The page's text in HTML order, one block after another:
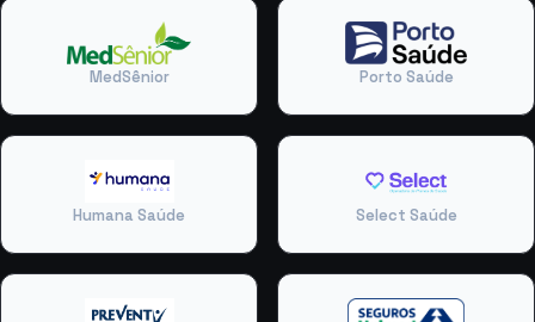
MedSênior Porto Saúde
Humana Saúde Select Saúde